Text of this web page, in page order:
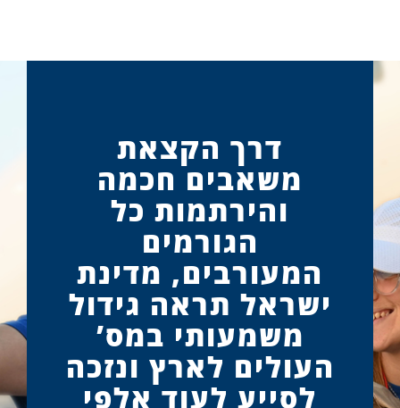
דרך הקצאת
משאבים חכמה
והירתמות כל
הגורמים
המעורבים, מדינת
ישראל תראה גידול
משמעותי במס’
העולים לארץ ונזכה
לסייע לעוד אלפי